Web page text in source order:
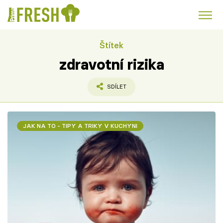
Polévky k večeři
Česká kuchyně Čokoláda
Témata
Štítek
zdravotní rizika
SDÍLET
JAK NA TO - TIPY A TRIKY V KUCHYNI